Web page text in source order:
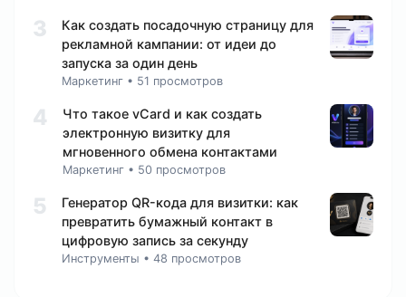
3
Как создать посадочную страницу для
рекламной кампании: от идеи до
запуска за один день
Маркетинг • 51 просмотров
4
Что такое vCard и как создать
электронную визитку для
мгновенного обмена контактами
Маркетинг • 50 просмотров
5
Генератор QR-кода для визитки: как
превратить бумажный контакт в
цифровую запись за секунду
Инструменты • 48 просмотров